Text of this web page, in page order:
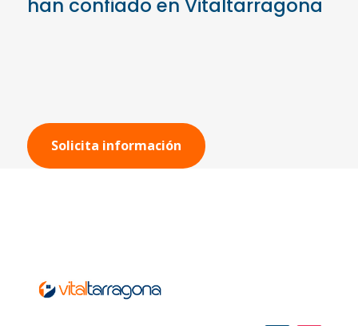
han confiado en Vitaltarragona
Solicita información